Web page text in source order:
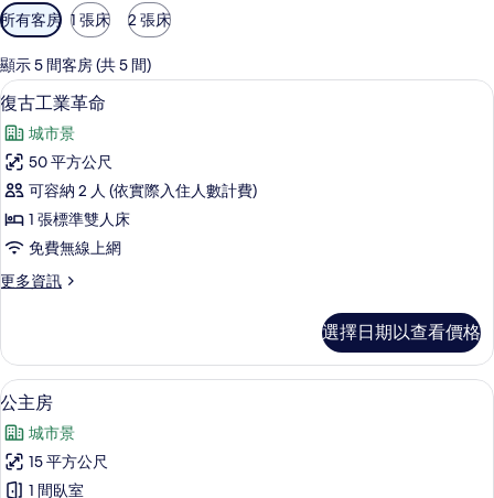
可
用
的
客
房
篩
選
條
所有客房 1 張床 2 張床
顯示 5 間客房 (共 5 間)
顯
示
復
古
工
業
命
所
有
相
片
復古工業革命 | 起居區 | LCD 液晶電視
10
復古工業革命
城市景
50 平方公尺
可容納 2 人 (依實際入住人數計費)
1 張標準雙人床
免費無線上網
更多資訊
更
工
業
革
的
詳
情
選擇日期以查看價格
顯
示
公
主
公主房 | 遮光布/窗簾、隔音、免費
9
公主房
城市景
15 平方公尺
1 間臥室